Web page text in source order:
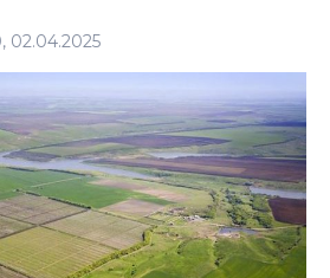
02.04.2025